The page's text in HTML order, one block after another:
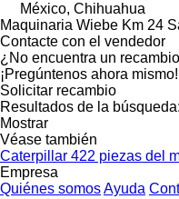
México, Chihuahua
Maquinaria Wiebe Km 24
Contacte con el vendedor
¿No encuentra un
¡Pregúntenos ahora mismo!
Solicitar recambio
Resultados de la búsqueda:
Mostrar
Véase también
Caterpillar 422 piezas del
Empresa
Quiénes somosAyuda